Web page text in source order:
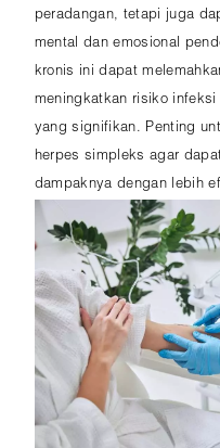
peradangan, tetapi juga
mental dan emosional
kronis ini dapat
meningkatkan risiko
yang signifikan. Penting
herpes simpleks agar
dampaknya dengan lebih